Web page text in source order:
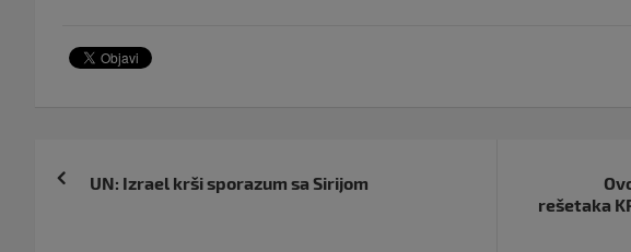
Navigacija
UN: Izrael krši sporazum sa Sirijom
rešetaka